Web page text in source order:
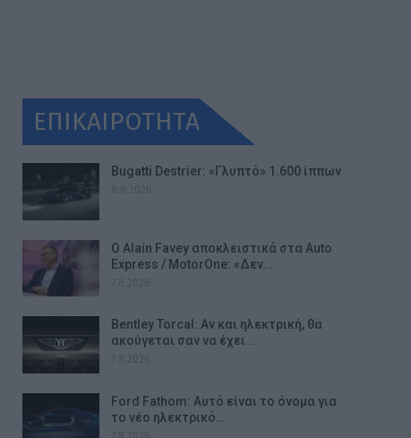
ΕΠΙΚΑΙΡΟΤΗΤΑ
Bugatti Destrier: «Γλυπτό» 1.600 ίππων
Ο Alain Favey αποκλειστικά στα Auto
Express / MotorOne: «Δεν…
Bentley Torcal: Αν και ηλεκτρική, θα
ακούγεται σαν να έχει…
Ford Fathom: Αυτό είναι το όνομα για
το νέο ηλεκτρικό…